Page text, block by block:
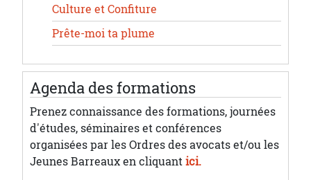
Culture et Confiture
Prête-moi ta plume
Agenda des formations
Prenez connaissance des formations, journées
d'études, séminaires et conférences
organisées par les Ordres des avocats et/ou les
Jeunes Barreaux en cliquantici.